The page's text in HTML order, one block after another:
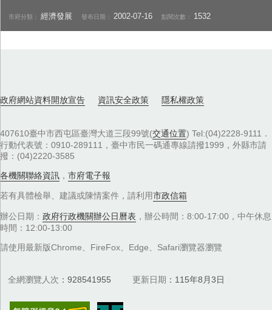
市府分類：經濟發展 發布日期： 2002-07-16 點閱次數： 1532
政府網站資料開放宣告 資訊安全政策 隱私權政策
407610臺中市西屯區臺灣大道三段99號(交通位置) Tel:(04)2228-9111．
行動代表號：0910-289111，臺中市民一碼通專線請撥1999，外縣市請
撥：(04)2220-3585
各機關聯絡資訊 ， 市府電子報
若有具體檢舉、建議或陳情案件，請利用市政信箱
辦公日期： 政府行政機關辦公日曆表 ，辦公時間：8:00-17:00，中午休息
時間：12:00-13:00
請使用最新版Chrome、FireFox、Edge、Safari瀏覽器瀏覽
全網瀏覽人次 928541955 更新日期 115年8月3日